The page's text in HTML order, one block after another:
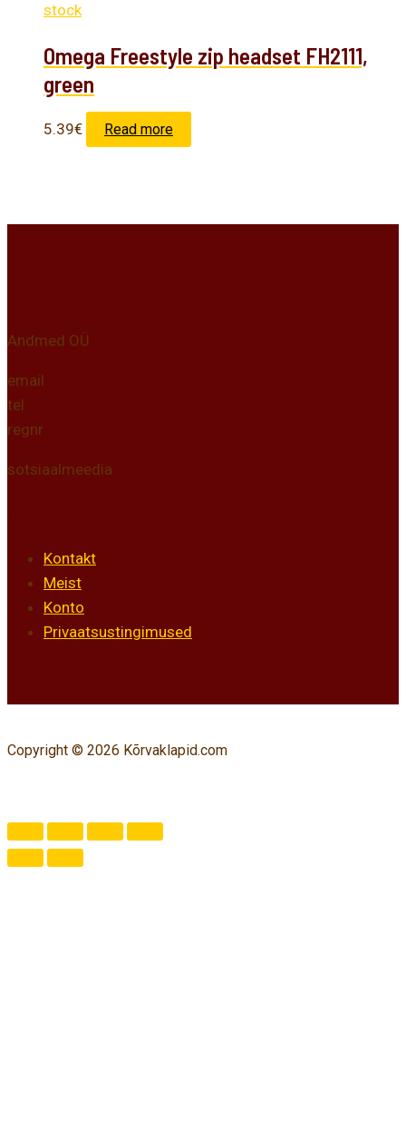
stock
Omega Freestyle zip headset FH2111,
green
5.39€ Read more
Andmed OÜ
email
tel
regnr
sotsiaalmeedia
Kontakt
Meist
Konto
Privaatsustingimused
Copyright © 2026 Kõrvaklapid.com